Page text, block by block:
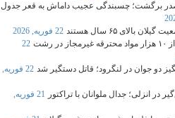
برگشت؛ چسبندگی عجیب داماش به قعر جدول
22 فوریه, 2026
22
دو جوان در لنگرود؛ قاتل دستگیر شد
22 فوریه,
در انزلی؛ جدال ملوانان با تراکتور
21 فوریه,